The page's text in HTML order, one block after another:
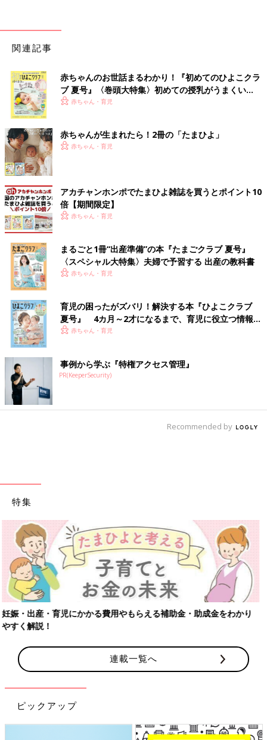
関連記事
赤ちゃんのお世話まるわかり！『初めてのひよこクラ
ブ 夏号』〈巻頭大特集〉初めての授乳がうまくい
く！ おっぱい・ミルクの基本と夏のトラブル 解決テ
赤ちゃん・育児
赤ちゃんが生まれたら！2冊の「たまひよ」
赤ちゃん・育児
アカチャンホンポでたまひよ雑誌を買うとポイント10
倍【期間限定】
赤ちゃん・育児
まるごと1冊“出産準備”の本『たまごクラブ 夏号』
〈スペシャル大特集〉夫婦で予習する 出産の教科書
赤ちゃん・育児
育児の困ったがズバリ！解決する本『ひよこクラブ
夏号』 4カ月～2才になるまで、育児に役立つ情報が
いっぱい！
赤ちゃん・育児
事例から学ぶ『特権アクセス管理』
PR(KeeperSecurity)
Recommended by
特集
【ワクチン接種できるものも】妊婦の感染症対策、知っておいて！
連載一覧へ
ピックアップ